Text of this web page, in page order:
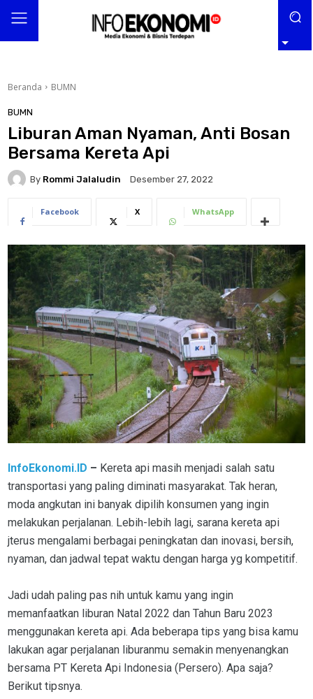
Beranda BUMN
BUMN
Liburan Aman Nyaman, Anti Bosan
Bersama Kereta Api
By Rommi Jalaludin Desember 27, 2022
Facebook X WhatsApp
InfoEkonomi.ID – Kereta api masih menjadi salah satu
transportasi yang paling diminati masyarakat. Tak heran,
moda angkutan ini banyak dipilih konsumen yang ingin
melakukan perjalanan. Lebih-lebih lagi, sarana kereta api
jterus mengalami berbagai peningkatan dan inovasi, bersih,
nyaman, dan jadwal tepat waktu dengan harga yg kompetitif.
Jadi udah paling pas nih untuk kamu yang ingin
memanfaatkan liburan Natal 2022 dan Tahun Baru 2023
menggunakan kereta api. Ada beberapa tips yang bisa kamu
lakukan agar perjalanan liburanmu semakin menyenangkan
bersama PT Kereta Api Indonesia (Persero). Apa saja?
Berikut tipsnya.